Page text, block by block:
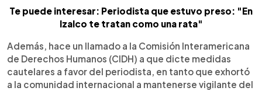
Te puede interesar: Periodista que estuvo preso: "En
Izalco te tratan como una rata"
Además, hace un llamado a la Comisión Interamericana
de Derechos Humanos (CIDH) a que dicte medidas
cautelares a favor del periodista, en tanto que exhortó
a la comunidad internacional a mantenerse vigilante del